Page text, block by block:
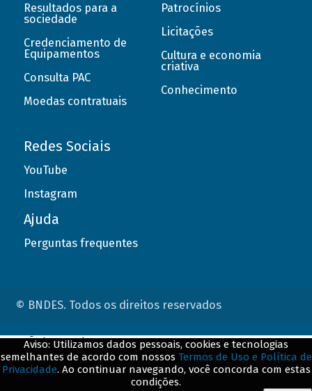
Resultados para a
sociedade
Credenciamento de
Equipamentos
Consulta PAC
Moedas contratuais
Patrocínios
Licitações
Cultura e economia
criativa
Conhecimento
Redes Sociais
YouTube
Instagram
Ajuda
Perguntas frequentes
© BNDES. Todos os direitos reservados
Aviso: Utilizamos dados pessoais, cookies e tecnologias
semelhantes de acordo com nossos Termos de Uso e Política de
Privacidade. Ao continuar navegando, você concorda com estas
condições.
ConteÃºdo complementar
${title}${badge}